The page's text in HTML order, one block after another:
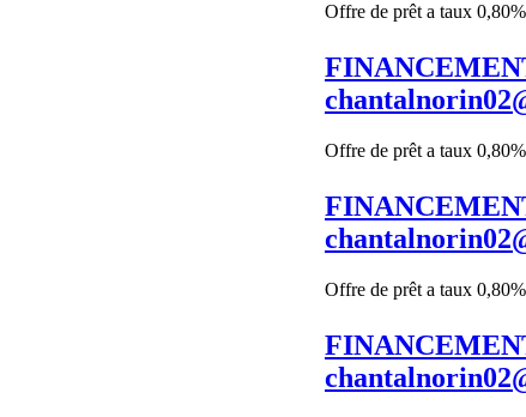
Offre de prêt a taux
Offre de prêt a taux
Offre de prêt a taux